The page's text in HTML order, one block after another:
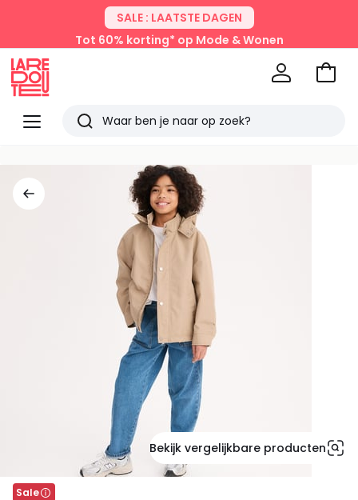
SALE : LAATSTE DAGEN
Tot 60% korting* op Mode & Wonen
Menu
Redoute
Zoeken
bekeken
Naar
Bekijk vergelijkbare producten
Sale